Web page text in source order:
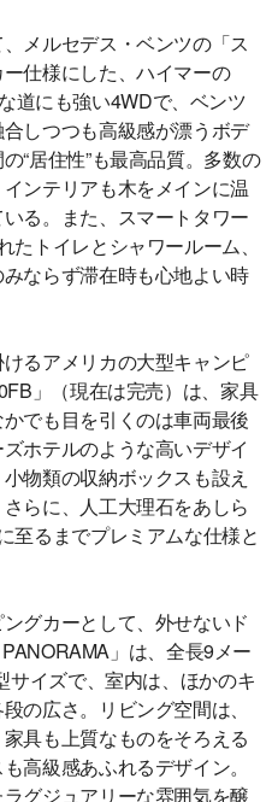
メルセデス・ベンツの「ス
仕様にした、ハイマーの
道にも強い4WDで、ベンツ
しつつも高級感が漂うボデ
“居住性”も最高品質。多数の
ンテリアも木をメインに温
る。また、スマートタワー
トイレとシャワールーム、
ならず滞在時も心地よい時
るアメリカの大型キャンピ
」（現在は完売）は、家具
でも目を引くのは車両最後
ホテルのような高いデザイ
物類の収納ボックスも設え
らに、人工大理石をあしら
至るまでプレミアムな仕様と
グカーとして、外せないド
」は、全長9メー
サイズで、室内は、ほかのキ
の広さ。リビング空間は、
具も上質なものをそろえる
高級感あふれるデザイン。
グジュアリーな雰囲気を醸